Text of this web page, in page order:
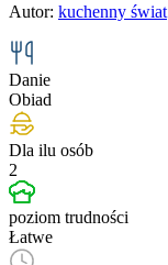
Autor: kuchenny świat
Danie
Obiad
Dla ilu osób
2
poziom trudności
Łatwe